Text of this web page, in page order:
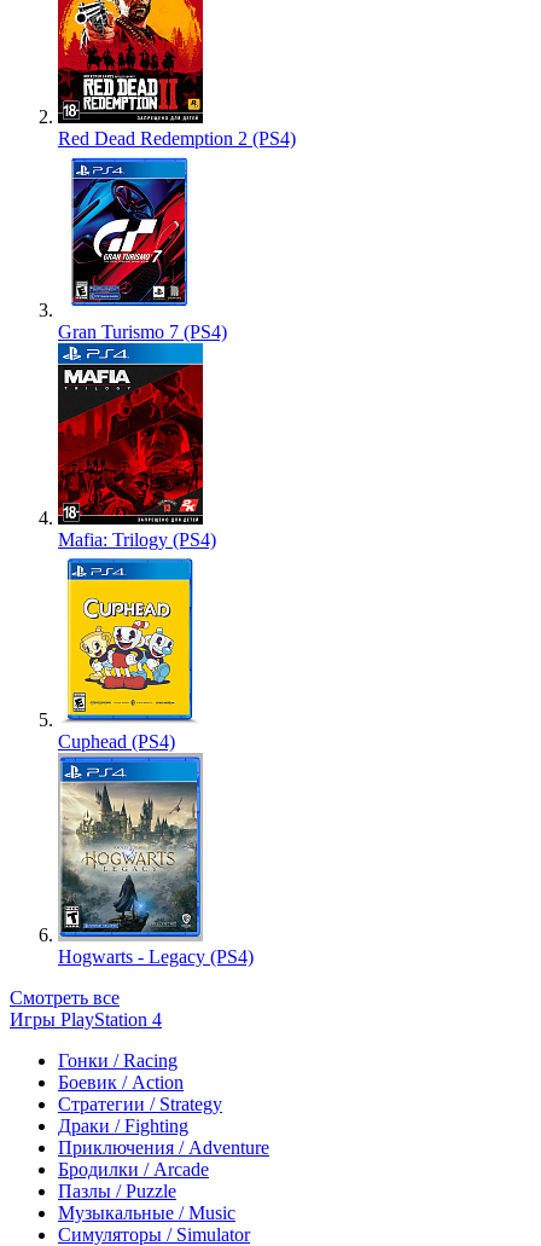
Red Dead Redemption 2 (PS4)
Gran Turismo 7 (PS4)
Mafia: Trilogy (PS4)
Cuphead (PS4)
Hogwarts - Legacy (PS4)
Смотреть все
Игры PlayStation 4
Гонки / Racing
Боевик / Action
Стратегии / Strategy
Драки / Fighting
Приключения / Adventure
Бродилки / Arcade
Пазлы / Puzzle
Музыкальные / Music
Симуляторы / Simulator